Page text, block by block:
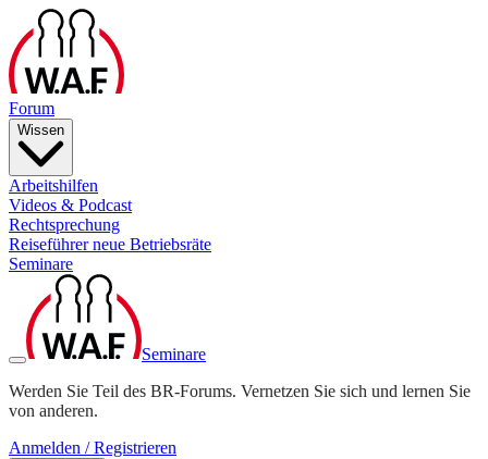
Forum
Wissen
Arbeitshilfen
Videos & Podcast
Rechtsprechung
Reiseführer neue Betriebsräte
Seminare
Seminare
Werden Sie Teil des BR-Forums. Vernetzen Sie sich und lernen Sie
von anderen.
Anmelden / Registrieren